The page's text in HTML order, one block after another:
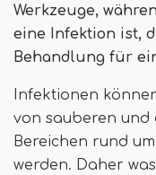
Werkzeuge,
eine Infektion ist,
Behandlung für
Infektionen
von sauberen und
Bereichen rund
werden. Daher